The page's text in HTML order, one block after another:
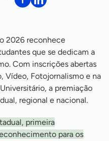
2026 reconhece
que se dedicam a
Com inscrições abertas
Vídeo, Fotojornalismo e na
a premiação
regional e nacional.
primeira
para os